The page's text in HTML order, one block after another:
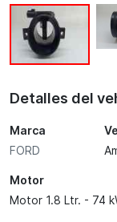
Detalles del
Marca
FORD
Motor
Motor 1.8 Ltr. - 74